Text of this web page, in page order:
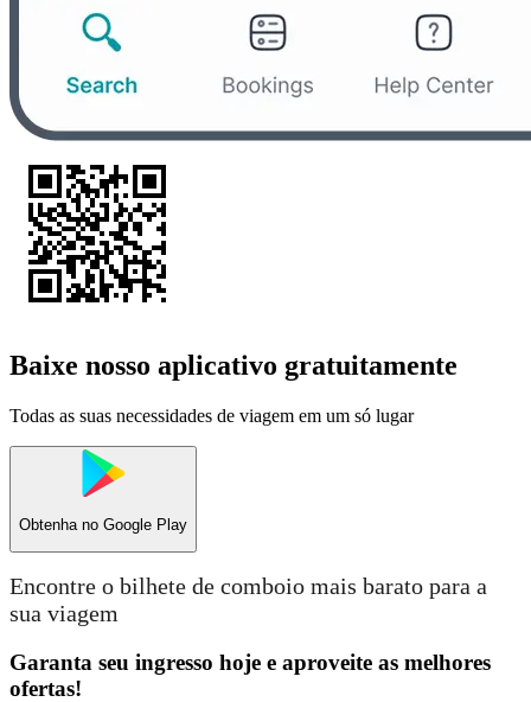
Baixe nosso aplicativo gratuitamente
Todas as suas necessidades de viagem em um só lugar
Obtenha no Google Play
Encontre o bilhete de comboio mais barato para a
sua viagem
Garanta seu ingresso hoje e aproveite as melhores
ofertas!